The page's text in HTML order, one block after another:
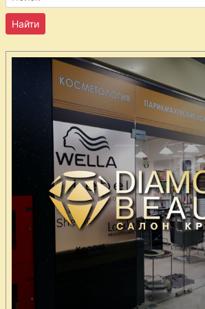
Рулеты из
семги с луком-
пореем
Рыба горячего
копчения со
шпинатом
Рыбные
запеченная с
яйцами